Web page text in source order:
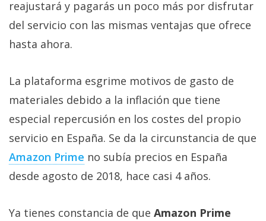
reajustará y pagarás un poco más por disfrutar
del servicio con las mismas ventajas que ofrece
hasta ahora.
La plataforma esgrime motivos de gasto de
materiales debido a la inflación que tiene
especial repercusión en los costes del propio
servicio en España. Se da la circunstancia de que
Amazon Prime no subía precios en España
desde agosto de 2018, hace casi 4 años.
Ya tienes constancia de que Amazon Prime